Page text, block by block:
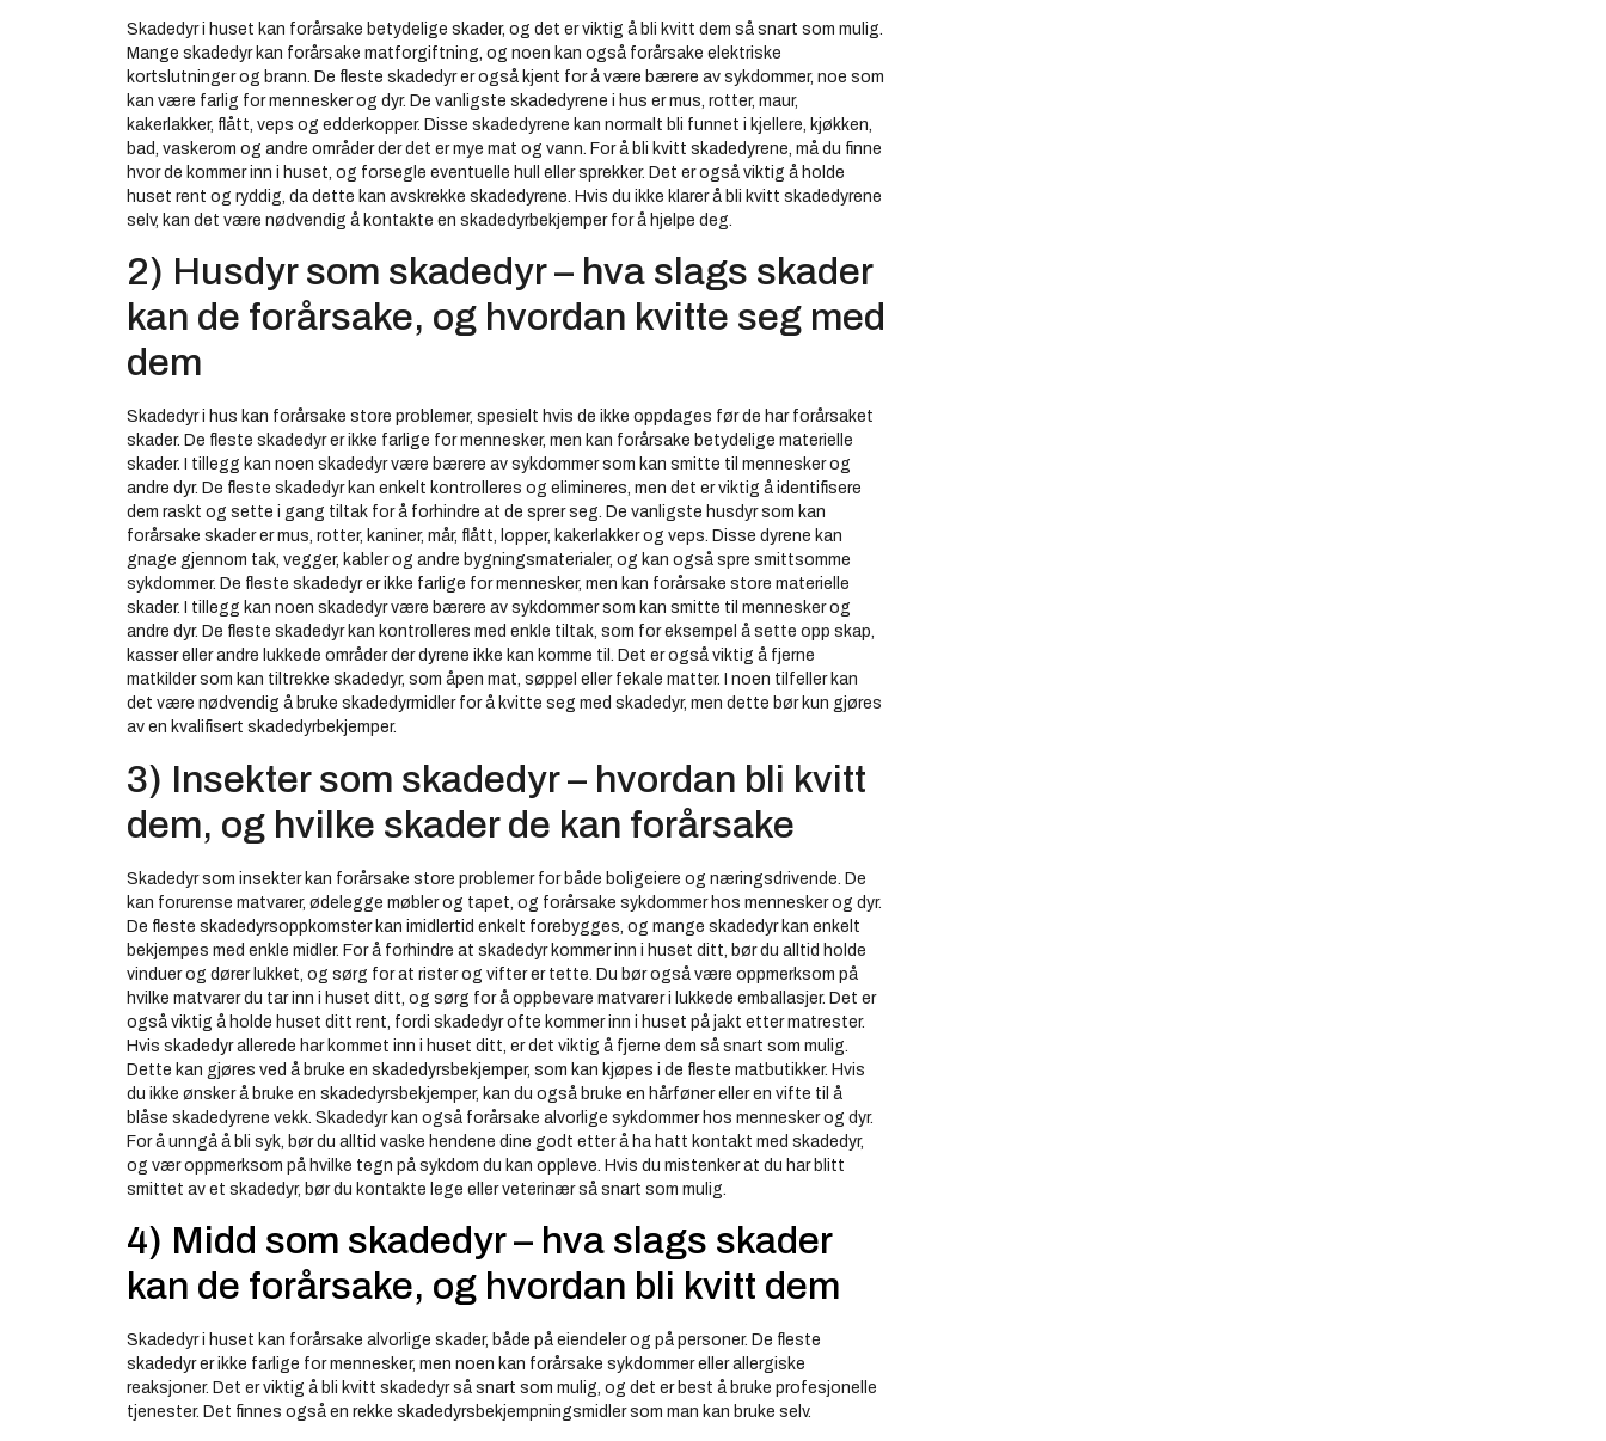
Skadedyr i huset kan forårsake betydelige skader, og det er viktig å bli kvitt dem så snart som mulig.
Mange skadedyr kan forårsake matforgiftning, og noen kan også forårsake elektriske
kortslutninger og brann. De fleste skadedyr er også kjent for å være bærere av sykdommer, noe som
kan være farlig for mennesker og dyr. De vanligste skadedyrene i hus er mus, rotter, maur,
kakerlakker, flått, veps og edderkopper. Disse skadedyrene kan normalt bli funnet i kjellere, kjøkken,
bad, vaskerom og andre områder der det er mye mat og vann. For å bli kvitt skadedyrene, må du finne
hvor de kommer inn i huset, og forsegle eventuelle hull eller sprekker. Det er også viktig å holde
huset rent og ryddig, da dette kan avskrekke skadedyrene. Hvis du ikke klarer å bli kvitt skadedyrene
selv, kan det være nødvendig å kontakte en skadedyrbekjemper for å hjelpe deg.
2) Husdyr som skadedyr – hva slags skader
kan de forårsake, og hvordan kvitte seg med
dem
Skadedyr i hus kan forårsake store problemer, spesielt hvis de ikke oppdages før de har forårsaket
skader. De fleste skadedyr er ikke farlige for mennesker, men kan forårsake betydelige materielle
skader. I tillegg kan noen skadedyr være bærere av sykdommer som kan smitte til mennesker og
andre dyr. De fleste skadedyr kan enkelt kontrolleres og elimineres, men det er viktig å identifisere
dem raskt og sette i gang tiltak for å forhindre at de sprer seg. De vanligste husdyr som kan
forårsake skader er mus, rotter, kaniner, mår, flått, lopper, kakerlakker og veps. Disse dyrene kan
gnage gjennom tak, vegger, kabler og andre bygningsmaterialer, og kan også spre smittsomme
sykdommer. De fleste skadedyr er ikke farlige for mennesker, men kan forårsake store materielle
skader. I tillegg kan noen skadedyr være bærere av sykdommer som kan smitte til mennesker og
andre dyr. De fleste skadedyr kan kontrolleres med enkle tiltak, som for eksempel å sette opp skap,
kasser eller andre lukkede områder der dyrene ikke kan komme til. Det er også viktig å fjerne
matkilder som kan tiltrekke skadedyr, som åpen mat, søppel eller fekale matter. I noen tilfeller kan
det være nødvendig å bruke skadedyrmidler for å kvitte seg med skadedyr, men dette bør kun gjøres
av en kvalifisert skadedyrbekjemper.
3) Insekter som skadedyr – hvordan bli kvitt
dem, og hvilke skader de kan forårsake
Skadedyr som insekter kan forårsake store problemer for både boligeiere og næringsdrivende. De
kan forurense matvarer, ødelegge møbler og tapet, og forårsake sykdommer hos mennesker og dyr.
De fleste skadedyrsoppkomster kan imidlertid enkelt forebygges, og mange skadedyr kan enkelt
bekjempes med enkle midler. For å forhindre at skadedyr kommer inn i huset ditt, bør du alltid holde
vinduer og dører lukket, og sørg for at rister og vifter er tette. Du bør også være oppmerksom på
hvilke matvarer du tar inn i huset ditt, og sørg for å oppbevare matvarer i lukkede emballasjer. Det er
også viktig å holde huset ditt rent, fordi skadedyr ofte kommer inn i huset på jakt etter matrester.
Hvis skadedyr allerede har kommet inn i huset ditt, er det viktig å fjerne dem så snart som mulig.
Dette kan gjøres ved å bruke en skadedyrsbekjemper, som kan kjøpes i de fleste matbutikker. Hvis
du ikke ønsker å bruke en skadedyrsbekjemper, kan du også bruke en hårføner eller en vifte til å
blåse skadedyrene vekk. Skadedyr kan også forårsake alvorlige sykdommer hos mennesker og dyr.
For å unngå å bli syk, bør du alltid vaske hendene dine godt etter å ha hatt kontakt med skadedyr,
og vær oppmerksom på hvilke tegn på sykdom du kan oppleve. Hvis du mistenker at du har blitt
smittet av et skadedyr, bør du kontakte lege eller veterinær så snart som mulig.
4) Midd som skadedyr – hva slags skader
kan de forårsake, og hvordan bli kvitt dem
Skadedyr i huset kan forårsake alvorlige skader, både på eiendeler og på personer. De fleste
skadedyr er ikke farlige for mennesker, men noen kan forårsake sykdommer eller allergiske
reaksjoner. Det er viktig å bli kvitt skadedyr så snart som mulig, og det er best å bruke profesjonelle
tjenester. Det finnes også en rekke skadedyrsbekjempningsmidler som man kan bruke selv.